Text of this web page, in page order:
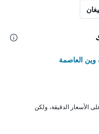
العاصمة